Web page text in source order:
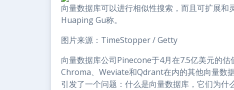
e b
o
o
t
e
r
l g
r
s
A
e
n
o
向量数据库可以进行相似性搜索，而且可扩展
Huaping Gu称。
图片来源：TimeStopper / Getty
向量数据库公司Pinecone于4月在7.5亿美元的
Chroma、Weviate和Qdrant在内的其他向量数
引发了一个问题：什么是向量数据库，它们为什